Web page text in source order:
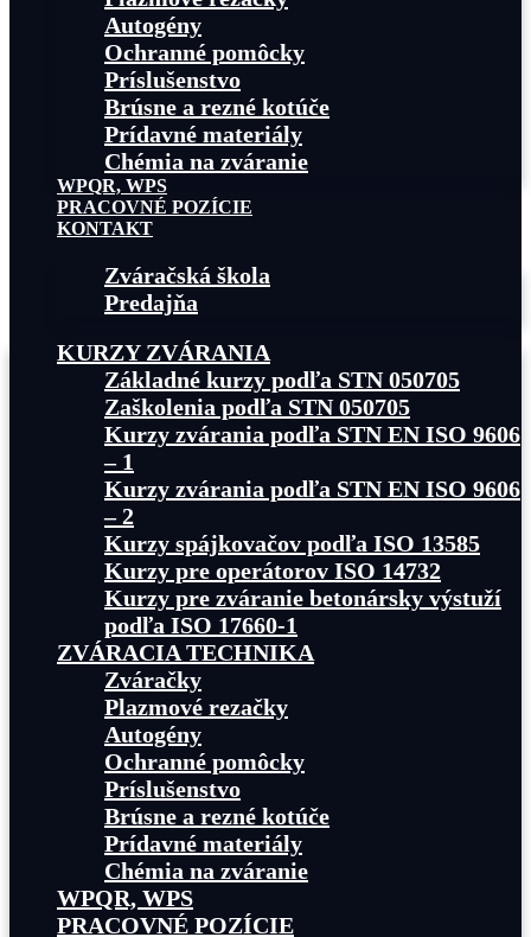
Autogény
Ochranné pomôcky
Príslušenstvo
Brúsne a rezné kotúče
Prídavné materiály
Chémia na zváranie
WPQR, WPS
PRACOVNÉ POZÍCIE
KONTAKT
Zváračská škola
Predajňa
KURZY ZVÁRANIA
Základné kurzy podľa STN 050705
Zaškolenia podľa STN 050705
Kurzy zvárania podľa STN EN ISO 9606
– 1
Kurzy zvárania podľa STN EN ISO 9606
– 2
Kurzy spájkovačov podľa ISO 13585
Kurzy pre operátorov ISO 14732
Kurzy pre zváranie betonársky výstuží
podľa ISO 17660-1
ZVÁRACIA TECHNIKA
Zváračky
Plazmové rezačky
Autogény
Ochranné pomôcky
Príslušenstvo
Brúsne a rezné kotúče
Prídavné materiály
Chémia na zváranie
WPQR, WPS
PRACOVNÉ POZÍCIE